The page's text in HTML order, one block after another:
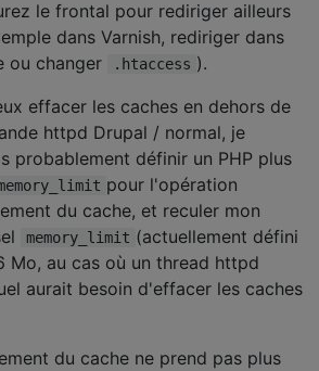
le frontal pour rediriger ailleurs
dans Varnish, rediriger dans
ou changer
.htaccess ).
effacer les caches en dehors de
httpd Drupal / normal, je
probablement définir un PHP plus
pour l'opération
du cache, et reculer mon
memory_limit (actuellement défini
Mo, au cas où un thread httpd
aurait besoin d'effacer les caches
du cache ne prend pas plus